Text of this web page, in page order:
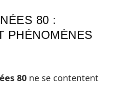
80 :
PHÉNOMÈNES
80 ne se contentent